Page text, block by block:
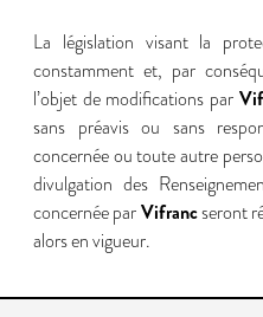
La législation visant la
constamment et, par
l’objet de modifications par
sans préavis ou sans
concernée ou toute autre
divulgation des
concernée parVifrancseront
alors en vigueur.